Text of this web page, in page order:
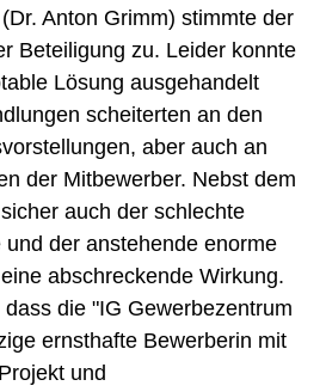
Anton Grimm) stimmte der
Beteiligung zu. Leider konnte
Lösung ausgehandelt
scheiterten an den
aber auch an
der Mitbewerber. Nebst dem
auch der schlechte
der anstehende enorme
abschreckende Wirkung.
die "IG Gewerbezentrum
ernsthafte Bewerberin mit
und